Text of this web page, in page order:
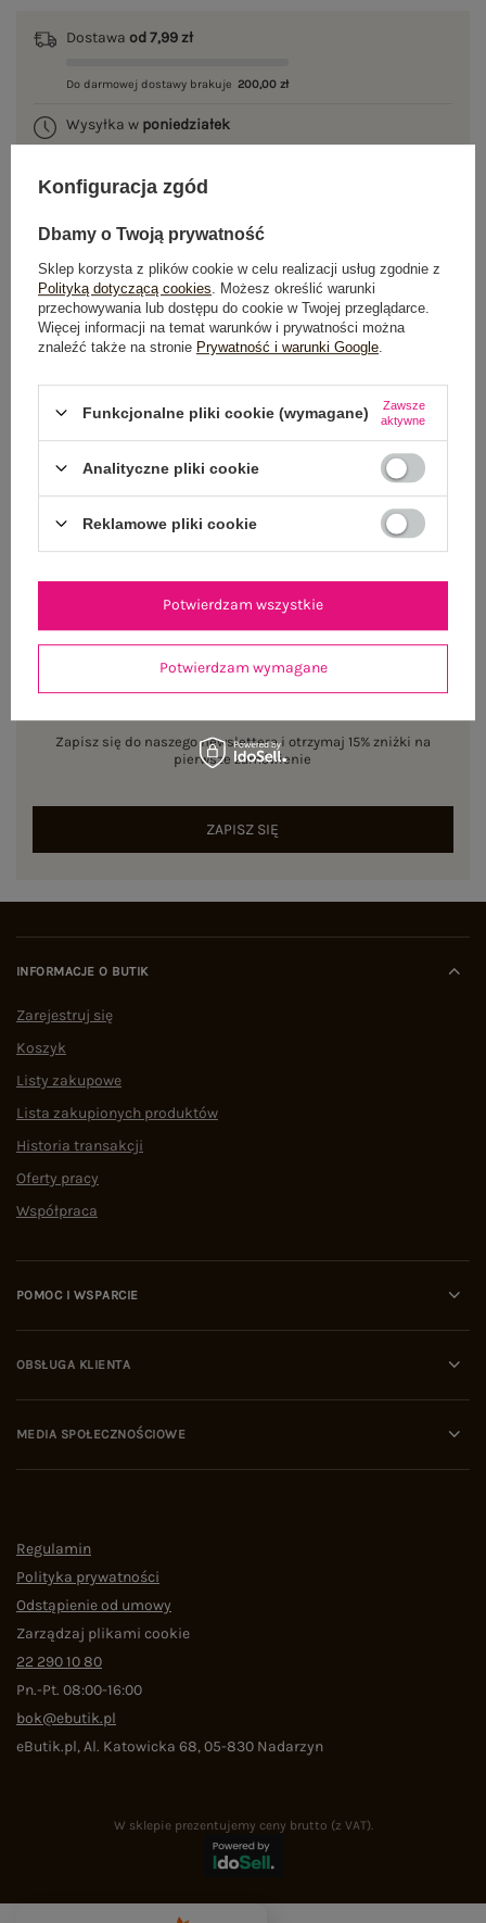
Dostawa od 7,99 zł
Do darmowej dostawy brakuje 200,00 zł
Wysyłka w poniedziałek
OPIS PRODUKTU
GŁÓWNE PARAMETRY
WYSYŁKA I DOSTAWA
ZWROTY I REKLAMACJE
NEWSLETTER
Zapisz się do naszego newslettera i otrzymaj 15% zniżki na
pierwsze zamówienie
ZAPISZ SIĘ
INFORMACJE O BUTIK
Zarejestruj się
Koszyk
Listy zakupowe
Lista zakupionych produktów
Historia transakcji
Oferty pracy
Współpraca
POMOC I WSPARCIE
OBSŁUGA KLIENTA
MEDIA SPOŁECZNOŚCIOWE
Regulamin
Polityka prywatności
Odstąpienie od umowy
Zarządzaj plikami cookie
22 290 10 80
Pn.-Pt. 08:00-16:00
bok@ebutik.pl
eButik.pl,Al. Katowicka 68,05-830 Nadarzyn
W sklepie prezentujemy ceny brutto (z VAT).
Konfiguracja zgód
Dbamy o Twoją prywatność
Sklep korzysta z plików cookie w celu realizacji usług zgodnie z
Polityką dotyczącą cookies . Możesz określić warunki
przechowywania lub dostępu do cookie w Twojej przeglądarce.
Więcej informacji na temat warunków i prywatności można
znaleźć także na stronie Prywatność i warunki Google
Funkcjonalne pliki cookie (wymagane)
Zawsze
aktywne
Analityczne pliki cookie
Reklamowe pliki cookie
Potwierdzam wymagane
Potwierdzam wszystkie